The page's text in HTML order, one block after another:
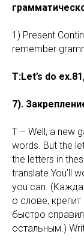
1) Present
remember
T:Let’s do
7).
T – Well, a new
words. But the
the letters in
translate.You’ll
you can.
о слове,
быстро
остальным.)